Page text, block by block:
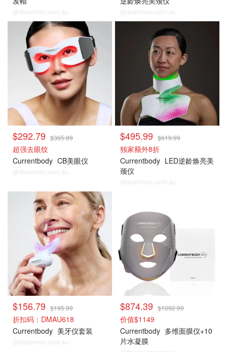
@dealmoon.com.au @dealmoon.com.au
$292.79 $365.99
超强去眼纹
Currentbody CB美眼仪
@dealmoon.com.au
$495.99 $619.99
独家额外8折
Currentbody LED逆龄焕亮美
颈仪
@dealmoon.com.au
$156.79 $195.99
折扣码：DMAU618
Currentbody 美牙仪套装
@dealmoon.com.au
$874.39 $1092.99
价值$1149
Currentbody 多维面膜仪+10
片水凝膜